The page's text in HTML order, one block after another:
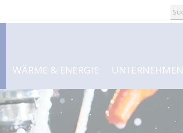
WÄRME & ENERGIE UNTERNEHMEN